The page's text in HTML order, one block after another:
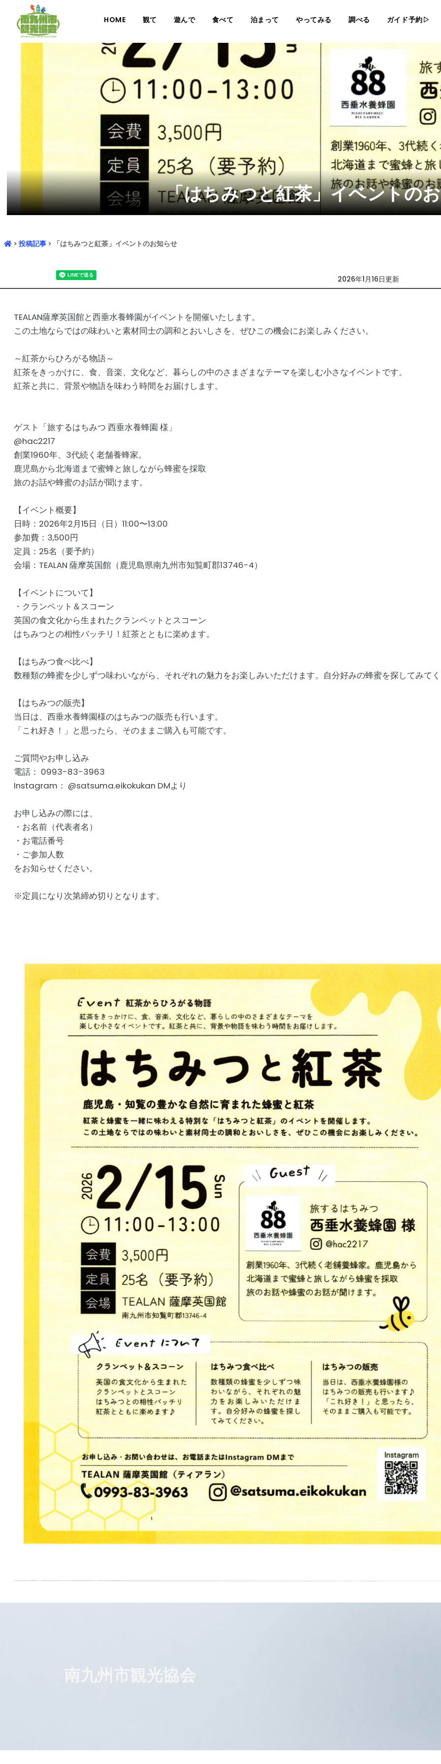
HOME 観て 遊んで 食べて 泊まって やってみる 調べる ガイド予約▷
「はちみつと紅茶」イベントの
> 投稿記事> 「はちみつと紅茶」イベントのお知らせ
2026年1月16日更新
TEALAN薩摩英国館と西垂水養蜂園がイベントを開催いたします。
この土地ならではの味わいと素材同士の調和とおいしさを、ぜひこの機会にお楽しみください。
～紅茶からひろがる物語～
紅茶をきっかけに、食、音楽、文化など、暮らしの中のさまざまなテーマを楽しむ小さなイベントです。
紅茶と共に、背景や物語を味わう時間をお届けします。
ゲスト「旅するはちみつ 西垂水養蜂園 様」
@hac2217
創業1960年、3代続く老舗養蜂家。
鹿児島から北海道まで蜜蜂と旅しながら蜂蜜を採取
旅のお話や蜂蜜のお話が聞けます。
【イベント概要】
日時：2026年2月15日（日）11:00〜13:00
参加費：3,500円
定員：25名（要予約）
会場：TEALAN 薩摩英国館（鹿児島県南九州市知覧町郡13746-4）
【イベントについて】
・クランペット＆スコーン
英国の食文化から生まれたクランペットとスコーン
はちみつとの相性バッチリ！紅茶とともに楽めます。
【はちみつ食べ比べ】
数種類の蜂蜜を少しずつ味わいながら、それぞれの魅力をお楽しみいただけます。自分好みの蜂蜜を探してみて
【はちみつの販売】
当日は、西垂水養蜂園様のはちみつの販売も行います。
「これ好き！」と思ったら、そのままご購入も可能です。
ご質問やお申し込み
電話： 0993-83-3963
Instagram： @satsuma.eikokukan DMより
お申し込みの際には、
・お名前（代表者名）
・お電話番号
・ご参加人数
をお知らせください。
※定員になり次第締め切りとなります。
南九州市観光協会